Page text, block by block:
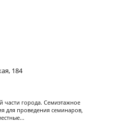
184
части города. Семиэтажное
для проведения семинаров,